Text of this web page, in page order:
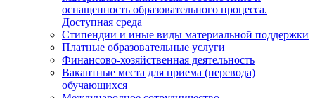
оснащенность образовательного процесса.
Доступная среда
Стипендии и иные виды материальной поддержки
Платные образовательные услуги
Финансово-хозяйственная деятельность
Вакантные места для приема (перевода)
обучающихся